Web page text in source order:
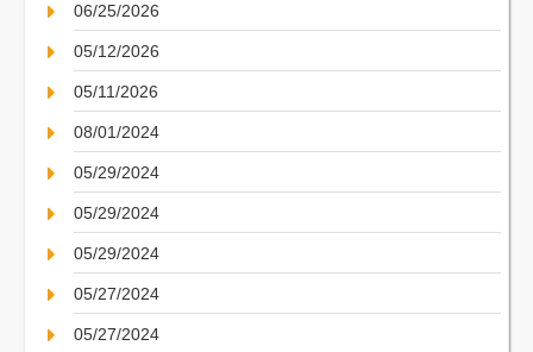
06/25/2026
05/12/2026
05/11/2026
08/01/2024
05/29/2024
05/29/2024
05/29/2024
05/27/2024
05/27/2024